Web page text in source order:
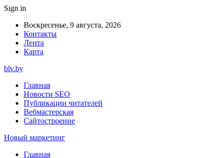
Sign in
Воскресенье, 9 августа, 2026
Контакты
Лента
Карта
blv.by
Главная
Новости SEO
Публикации читателей
Вебмастерская
Сайтостроение
Новый маркетинг
Главная